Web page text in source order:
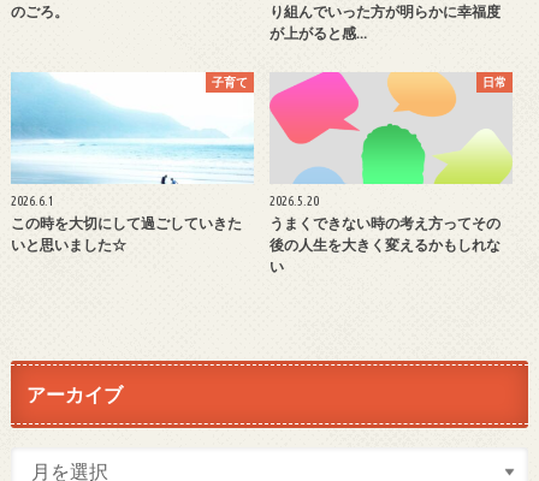
のごろ。
り組んでいった方が明らかに幸福度
が上がると感…
子育て
2026.6.1
この時を大切にして過ごしていきた
いと思いました☆
日常
2026.5.20
うまくできない時の考え方ってその
後の人生を大きく変えるかもしれな
い
アーカイブ